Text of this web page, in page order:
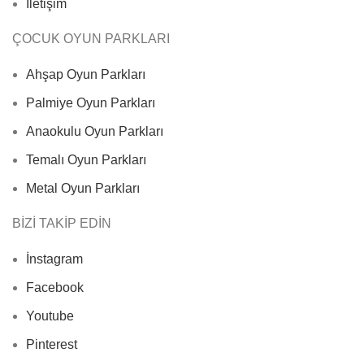
İletişim
ÇOCUK OYUN PARKLARI
Ahşap Oyun Parkları
Palmiye Oyun Parkları
Anaokulu Oyun Parkları
Temalı Oyun Parkları
Metal Oyun Parkları
BİZİ TAKİP EDİN
İnstagram
Facebook
Youtube
Pinterest